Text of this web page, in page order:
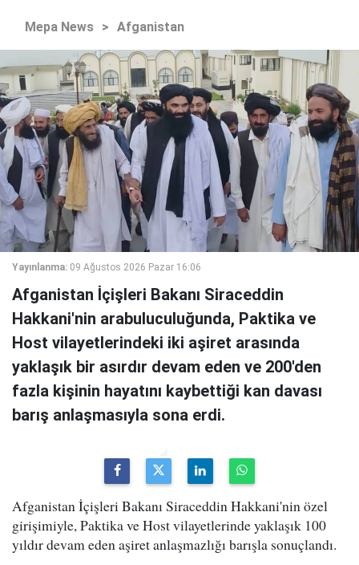
Mepa News > Afganistan
Yayınlanma: 09 Ağustos 2026 Pazar 16:06
Afganistan İçişleri Bakanı Siraceddin
Hakkani'nin arabuluculuğunda, Paktika ve
Host vilayetlerindeki iki aşiret arasında
yaklaşık bir asırdır devam eden ve 200'den
fazla kişinin hayatını kaybettiği kan davası
barış anlaşmasıyla sona erdi.
Afganistan İçişleri Bakanı Siraceddin Hakkani'nin özel
girişimiyle, Paktika ve Host vilayetlerinde yaklaşık 100
yıldır devam eden aşiret anlaşmazlığı barışla sonuçlandı.